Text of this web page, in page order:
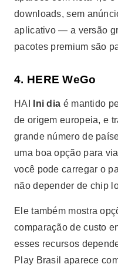
downloads, sem
aplicativo — a versão
pacotes premium são
4. HERE WeGo
HAI Ini dia é mantido
de origem europeia, e
grande número de
uma boa opção para
você pode carregar o
não depender de chip
Ele também mostra
comparação de custo
esses recursos
Play Brasil aparece